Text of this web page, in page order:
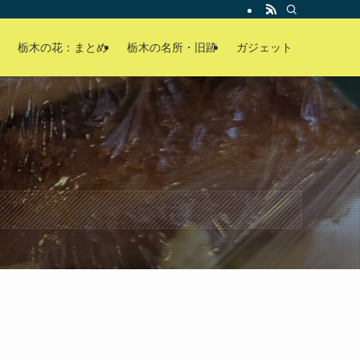
栃木の花：まとめ 栃木の名所・旧跡 ガジェット